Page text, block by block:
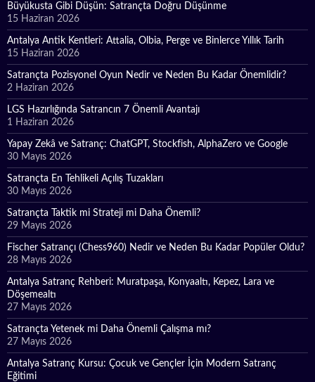
Büyükusta Gibi Düşün: Satrançta Doğru Düşünme
15 Haziran 2026
Antalya Antik Kentleri: Attalia, Olbia, Perge ve Binlerce Yıllık Tarih
15 Haziran 2026
Satrançta Pozisyonel Oyun Nedir ve Neden Bu Kadar Önemlidir?
2 Haziran 2026
LGS Hazırlığında Satrancın 7 Önemli Avantajı
1 Haziran 2026
Yapay Zekâ ve Satranç: ChatGPT, Stockfish, AlphaZero ve Google
30 Mayıs 2026
Satrançta En Tehlikeli Açılış Tuzakları
30 Mayıs 2026
Satrançta Taktik mi Strateji mi Daha Önemli?
29 Mayıs 2026
Fischer Satrançı (Chess960) Nedir ve Neden Bu Kadar Popüler Oldu?
28 Mayıs 2026
Antalya Satranç Rehberi: Muratpaşa, Konyaaltı, Kepez, Lara ve
Döşemealtı
27 Mayıs 2026
Satrançta Yetenek mi Daha Önemli Çalışma mı?
27 Mayıs 2026
Antalya Satranç Kursu: Çocuk ve Gençler İçin Modern Satranç
Eğitimi